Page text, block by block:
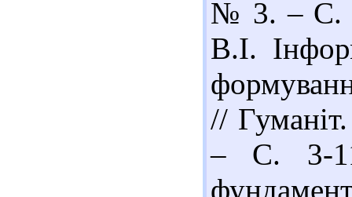
№ 3. – С.
В.І.
//
– С. 3-